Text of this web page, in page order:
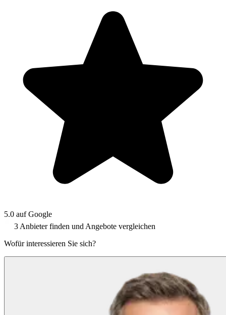
5.0 auf Google
3 Anbieter finden und Angebote vergleichen
Wofür interessieren Sie sich?